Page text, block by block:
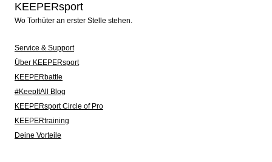
KEEPERsport
Wo Torhüter an erster Stelle stehen.
Service & Support
Über KEEPERsport
KEEPERbattle
#KeepItAll Blog
KEEPERsport Circle of Pro
KEEPERtraining
Deine Vorteile